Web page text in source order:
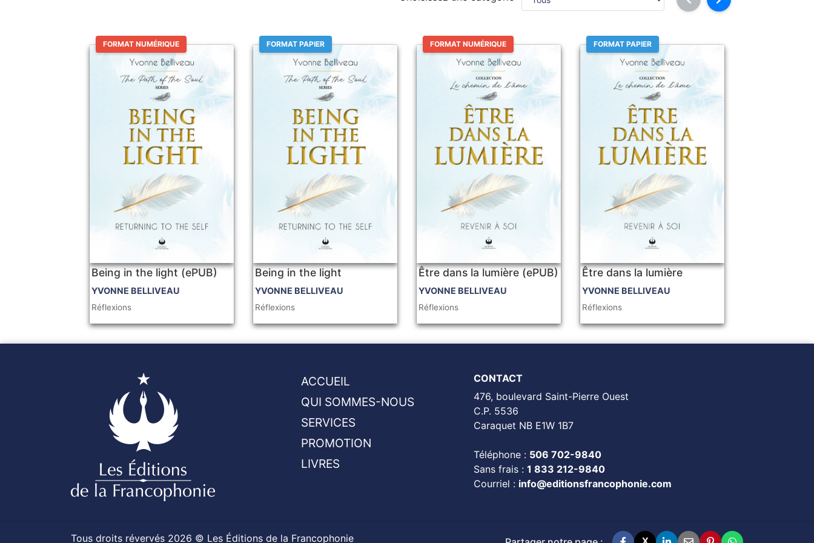
FORMAT NUMÉRIQUE
Being in the light (ePUB)
YVONNE BELLIVEAU
Réflexions
FORMAT PAPIER
Being in the light
YVONNE BELLIVEAU
Réflexions
FORMAT NUMÉRIQUE
Être dans la lumière (ePUB)
YVONNE BELLIVEAU
Réflexions
FORMAT PAPIER
Être dans la lumière
YVONNE BELLIVEAU
Réflexions
ACCUEIL
QUI SOMMES-NOUS
SERVICES
PROMOTION
LIVRES
CONTACT
476, boulevard Saint-Pierre Ouest
C.P. 5536
Caraquet NB E1W 1B7
Téléphone : 506 702-9840
Sans frais : 1 833 212-9840
Courriel : info@editionsfrancophonie.com
Tous droits révervés 2026 © Les Éditions de la Francophonie